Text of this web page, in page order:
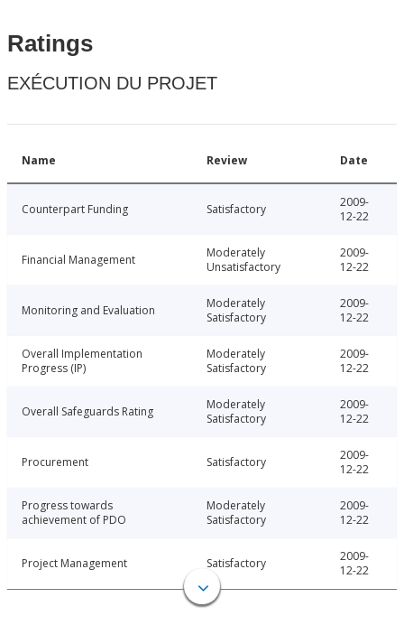
Ratings
EXÉCUTION DU PROJET
Name Review Date
Counterpart Funding Satisfactory
2009-
12-22
Financial Management
Moderately
Unsatisfactory
2009-
12-22
Monitoring and Evaluation
Moderately
Satisfactory
2009-
12-22
Overall Implementation
Progress (IP)
Moderately
Satisfactory
2009-
12-22
Overall Safeguards Rating
Moderately
Satisfactory
2009-
12-22
Procurement Satisfactory
2009-
12-22
Progress towards
achievement of PDO
Moderately
Satisfactory
2009-
12-22
Project Management Satisfactory
2009-
12-22